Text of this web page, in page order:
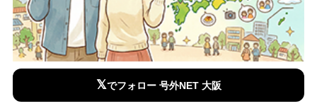
𝕏でフォロー 号外NET 大阪